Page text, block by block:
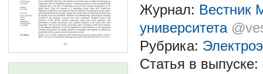
Журнал: Вестник
университета
Рубрика:
Статья в выпуске: